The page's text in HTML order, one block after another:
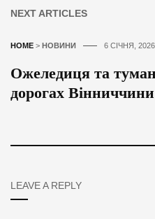
NEXT ARTICLES
HOME > НОВИНИ 6 СІЧНЯ, 2026
Ожеледиця та
дорогах
LEAVE A REPLY